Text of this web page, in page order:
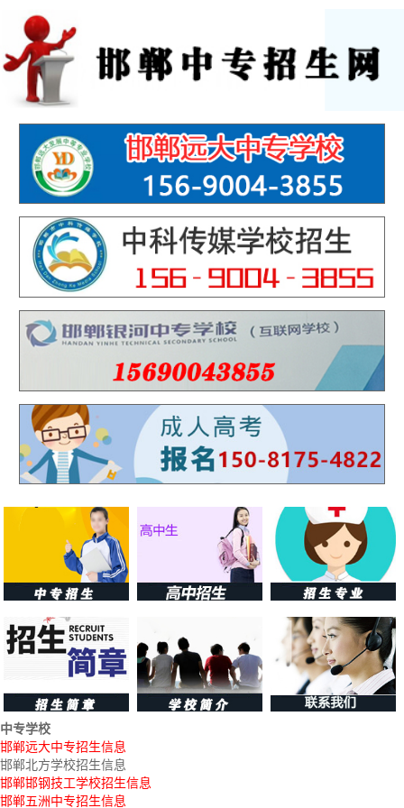
中专学校
邯郸远大中专招生信息
邯郸北方学校招生信息
邯郸邯钢技工学校招生信息
邯郸五洲中专招生信息